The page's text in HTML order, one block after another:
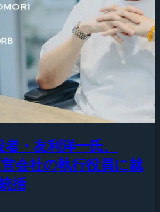
者・友利洋一氏、
営会社の執行役員に就
括